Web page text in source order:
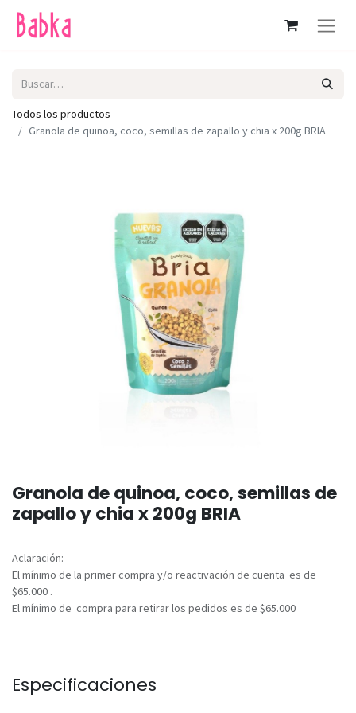
Todos los productos
Granola de quinoa, coco, semillas de zapallo y chia x 200g BRIA
Granola de quinoa, coco, semillas de
zapallo y chia x 200g BRIA
Aclaración:
El mínimo de la primer compra y/o reactivación de cuenta es de
$65.000 .
El mínimo de compra para retirar los pedidos es de $65.000
Especificaciones